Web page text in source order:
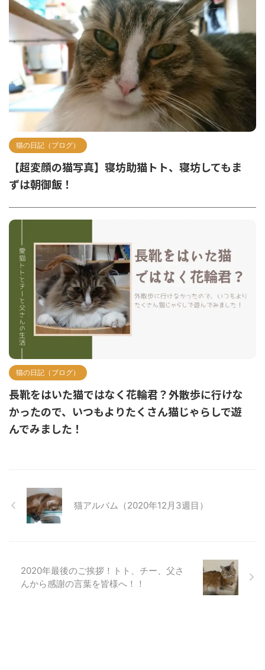
猫の日記（ブログ）
【超変顔の猫写真】寝坊助猫トト、寝坊してもま
ずは朝御飯！
猫の日記（ブログ）
長靴をはいた猫ではなく花輪君？外散歩に行けな
かったので、いつもよりたくさん猫じゃらしで遊
んでみました！
猫アルバム（2020年12月3週目）
2020年最後のご挨拶！トト、チー、父さ
んから感謝の言葉を皆様へ！！